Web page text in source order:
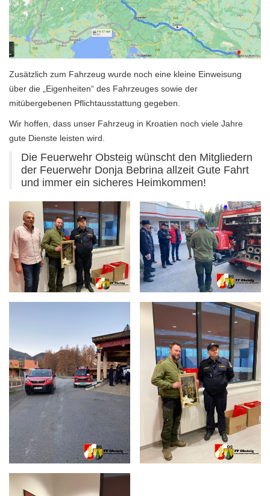
Zusätzlich zum Fahrzeug wurde noch eine kleine Einweisung
über die „Eigenheiten“ des Fahrzeuges sowie der
mitübergebenen Pflichtausstattung gegeben.
Wir hoffen, dass unser Fahrzeug in Kroatien noch viele Jahre
gute Dienste leisten wird.
Die Feuerwehr Obsteig wünscht den Mitgliedern
der Feuerwehr Donja Bebrina allzeit Gute Fahrt
und immer ein sicheres Heimkommen!